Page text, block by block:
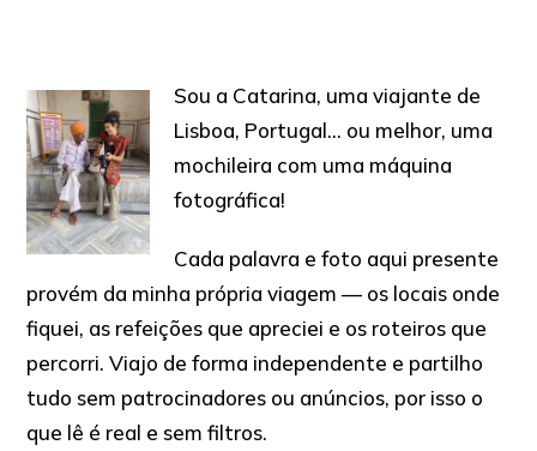
Sou a Catarina, uma viajante de
Lisboa, Portugal… ou melhor, uma
mochileira com uma máquina
fotográfica!
Cada palavra e foto aqui presente
provém da minha própria viagem — os locais onde
fiquei, as refeições que apreciei e os roteiros que
percorri. Viajo de forma independente e partilho
tudo sem patrocinadores ou anúncios, por isso o
que lê é real e sem filtros.